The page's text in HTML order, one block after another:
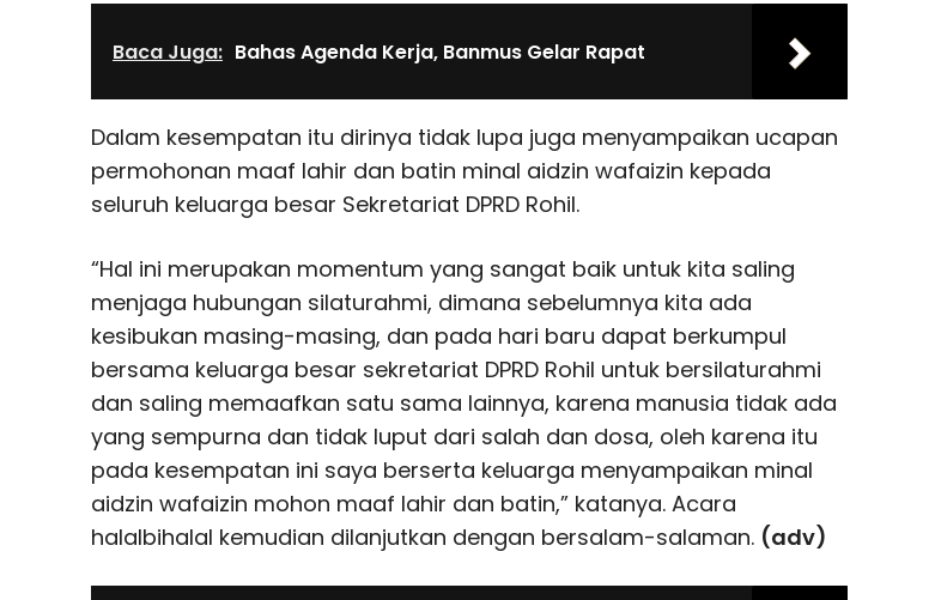
Baca Juga: Bahas Agenda Kerja, Banmus Gelar Rapat
Dalam kesempatan itu dirinya tidak lupa juga menyampaikan ucapan
permohonan maaf lahir dan batin minal aidzin wafaizin kepada
seluruh keluarga besar Sekretariat DPRD Rohil.
“Hal ini merupakan momentum yang sangat baik untuk kita saling
menjaga hubungan silaturahmi, dimana sebelumnya kita ada
kesibukan masing-masing, dan pada hari baru dapat berkumpul
bersama keluarga besar sekretariat DPRD Rohil untuk bersilaturahmi
dan saling memaafkan satu sama lainnya, karena manusia tidak ada
yang sempurna dan tidak luput dari salah dan dosa, oleh karena itu
pada kesempatan ini saya berserta keluarga menyampaikan minal
aidzin wafaizin mohon maaf lahir dan batin,” katanya. Acara
halalbihalal kemudian dilanjutkan dengan bersalam-salaman. (adv)